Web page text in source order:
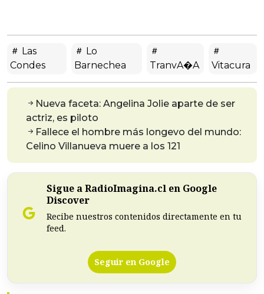
Las
Condes
Lo
Barnechea
TranvA�a Vitacura
Nueva faceta: Angelina Jolie aparte de ser
actriz, es piloto
Fallece el hombre más longevo del mundo:
Celino Villanueva muere a los 121
Sigue a RadioImagina.cl en Google
Discover
Recibe nuestros contenidos directamente en tu
feed.
Seguir en Google